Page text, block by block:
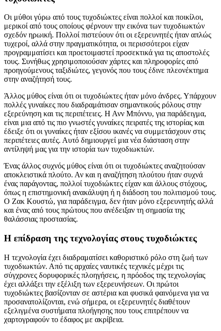
Οι μύθοι γύρω από τους τυχοδιώκτες είναι πολλοί και ποικίλοι,
μερικοί από τους οποίους φέρνουν την εικόνα των τυχοδιωκτών
σχεδόν ηρωική. Πολλοί πιστεύουν ότι οι εξερευνητές ήταν απλώς
τυχεροί, αλλά στην πραγματικότητα, οι περισσότεροι είχαν
προγραμματίσει και προετοιμαστεί προσεκτικά για τις αποστολές
τους. Συνήθως χρησιμοποιούσαν χάρτες και πληροφορίες από
προηγούμενους ταξιδιώτες, γεγονός που τους έδινε πλεονέκτημα
στην αναζήτησή τους.
Άλλος μύθος είναι ότι οι τυχοδιώκτες ήταν μόνο άνδρες. Υπάρχουν
πολλές γυναίκες που διαδραμάτισαν σημαντικούς ρόλους στην
εξερεύνηση και τις περιπέτειες. Η Ανν Μπόννυ, για παράδειγμα,
είναι μια από τις πιο γνωστές γυναίκες πειρατές της ιστορίας και
έδειξε ότι οι γυναίκες ήταν εξίσου ικανές να συμμετάσχουν στις
περιπέτειες αυτές. Αυτό δημιουργεί μια νέα διάσταση στην
αντίληψή μας για την ιστορία των τυχοδιωκτών.
Ένας άλλος συχνός μύθος είναι ότι οι τυχοδιώκτες αναζητούσαν
αποκλειστικά πλούτο. Αν και η αναζήτηση πλούτου ήταν συχνά
ένας παράγοντας, πολλοί τυχοδιώκτες είχαν και άλλους στόχους,
όπως η επιστημονική ανακάλυψη ή η διάδοση του πολιτισμού τους.
Ο Ζακ Κουστώ, για παράδειγμα, δεν ήταν μόνο εξερευνητής αλλά
και ένας από τους πρώτους που ανέδειξαν τη σημασία της
θαλάσσιας προστασίας.
Η επίδραση της τεχνολογίας στους τυχοδιώκτες
Η τεχνολογία έχει διαδραματίσει καθοριστικό ρόλο στη ζωή των
τυχοδιωκτών. Από τις αρχαίες ναυτικές τεχνικές μέχρι τις
σύγχρονες δορυφορικές πλοηγήσεις, η πρόοδος της τεχνολογίας
έχει αλλάξει την εξέλιξη των εξερευνήσεων. Οι πρώτοι
τυχοδιώκτες βασίζονταν σε αστέρια και φυσικά φαινόμενα για να
προσανατολίζονται, ενώ σήμερα, οι εξερευνητές διαθέτουν
εξελιγμένα συστήματα πλοήγησης που τους επιτρέπουν να
χαρτογραφούν το έδαφος με ακρίβεια.